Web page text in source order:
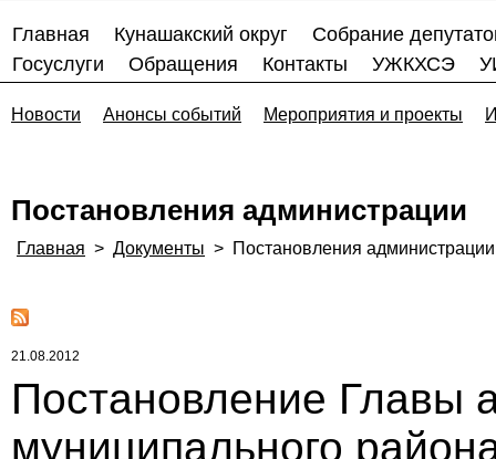
Главная Кунашакский округ
Собрание
Госуслуги
Обращения Контакты УЖКХСЭ
Новости Анонсы событий Мероприятия и проекты
Постановления администрации
Главная > Документы > Постановления администрации
21.08.2012
Постановление Главы
муниципального